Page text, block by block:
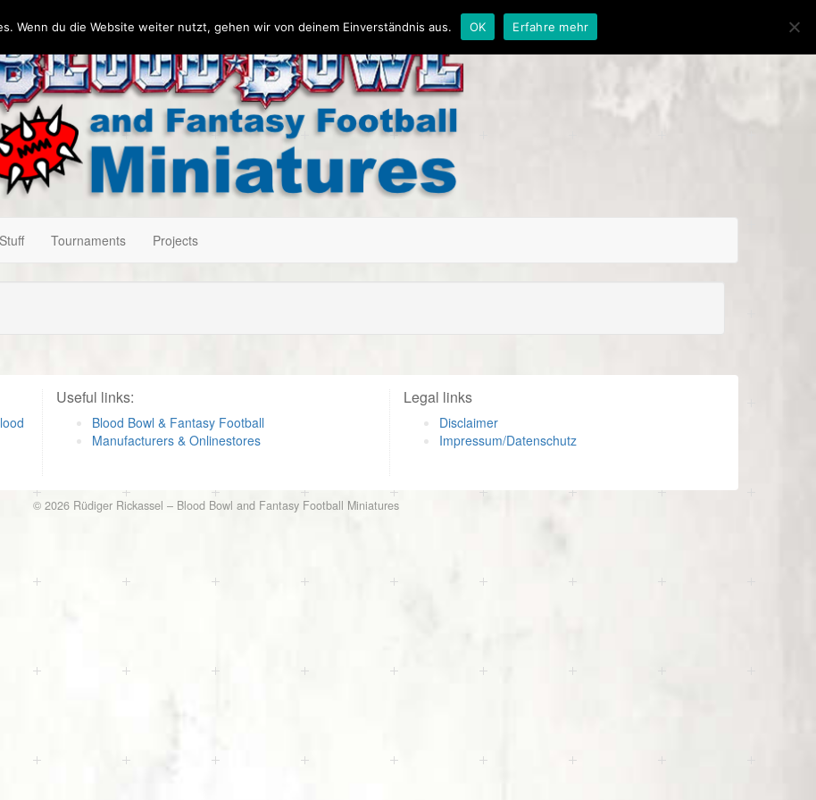
Tournaments Projects
Useful links:
Blood Bowl & Fantasy Football
Manufacturers & Onlinestores
Legal links
Disclaimer
Impressum/Datenschutz
© 2026 Rüdiger Rickassel – Blood Bowl and Fantasy Football Miniatures
Wenn du die Website weiter nutzt, gehen wir von deinem Einverständnis aus. OK Erfahre mehr